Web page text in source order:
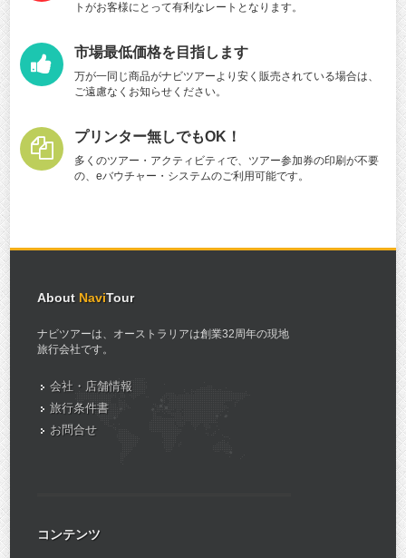
トがお客様にとって有利なレートとなります。
市場最低価格を目指します
万が一同じ商品がナビツアーより安く販売されている場合は、
ご遠慮なくお知らせください。
プリンター無しでもOK！
多くのツアー・アクティビティで、ツアー参加券の印刷が不要
の、eバウチャー・システムのご利用可能です。
About NaviTour
ナビツアーは、オーストラリアは創業32周年の現地
旅行会社です。
会社・店舗情報
旅行条件書
お問合せ
コンテンツ